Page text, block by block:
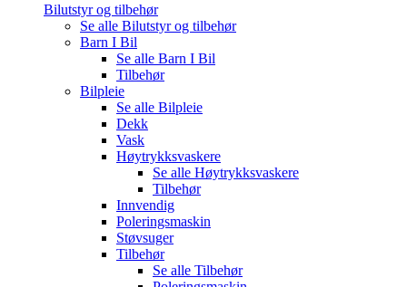
Bilutstyr og tilbehør
Se alle Bilutstyr og tilbehør
Barn I Bil
Se alle Barn I Bil
Tilbehør
Bilpleie
Se alle Bilpleie
Dekk
Vask
Høytrykksvaskere
Se alle Høytrykksvaskere
Tilbehør
Innvendig
Poleringsmaskin
Støvsuger
Tilbehør
Se alle Tilbehør